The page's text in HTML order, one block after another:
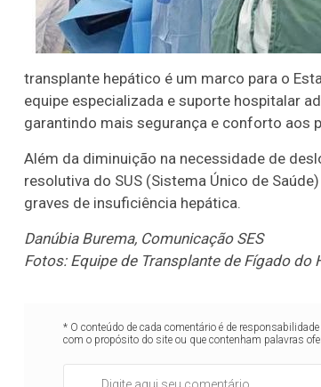
transplante hepático é um marco para o
equipe especializada e suporte hospitalar
garantindo mais segurança e conforto aos
Além da diminuição na necessidade de
resolutiva do SUS (Sistema Único de
graves de insuficiência hepática.
Danúbia Burema, Comunicação SES
Fotos: Equipe de Transplante de Fígado
* O conteúdo de cada comentário é de
com o propósito do site ou que contenham palavras